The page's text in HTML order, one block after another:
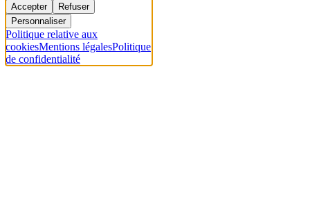
Accepter
Refuser
Personnaliser
Politique relative aux
cookiesMentions légalesPolitique
de confidentialité